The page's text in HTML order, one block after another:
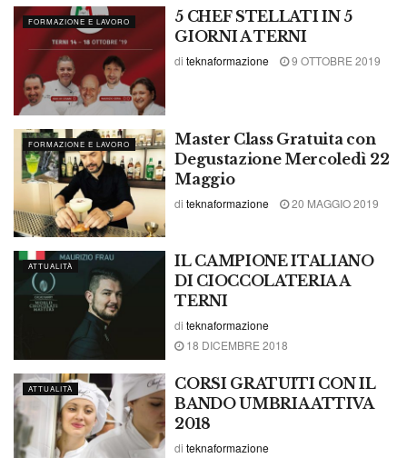
FORMAZIONE E LAVORO
5 CHEF STELLATI IN 5
GIORNI A TERNI
di teknaformazione 9 OTTOBRE 2019
FORMAZIONE E LAVORO
Master Class Gratuita con
Degustazione Mercoledì 22
Maggio
di teknaformazione 20 MAGGIO 2019
ATTUALITÀ
IL CAMPIONE ITALIANO
DI CIOCCOLATERIA A
TERNI
di teknaformazione
18 DICEMBRE 2018
ATTUALITÀ
CORSI GRATUITI CON IL
BANDO UMBRIA ATTIVA
2018
di teknaformazione